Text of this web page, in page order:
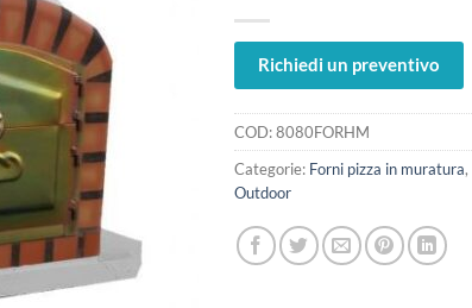
Richiedi un preventivo
COD:8080FORHM
Categorie: Forni pizza in muratura,
Outdoor